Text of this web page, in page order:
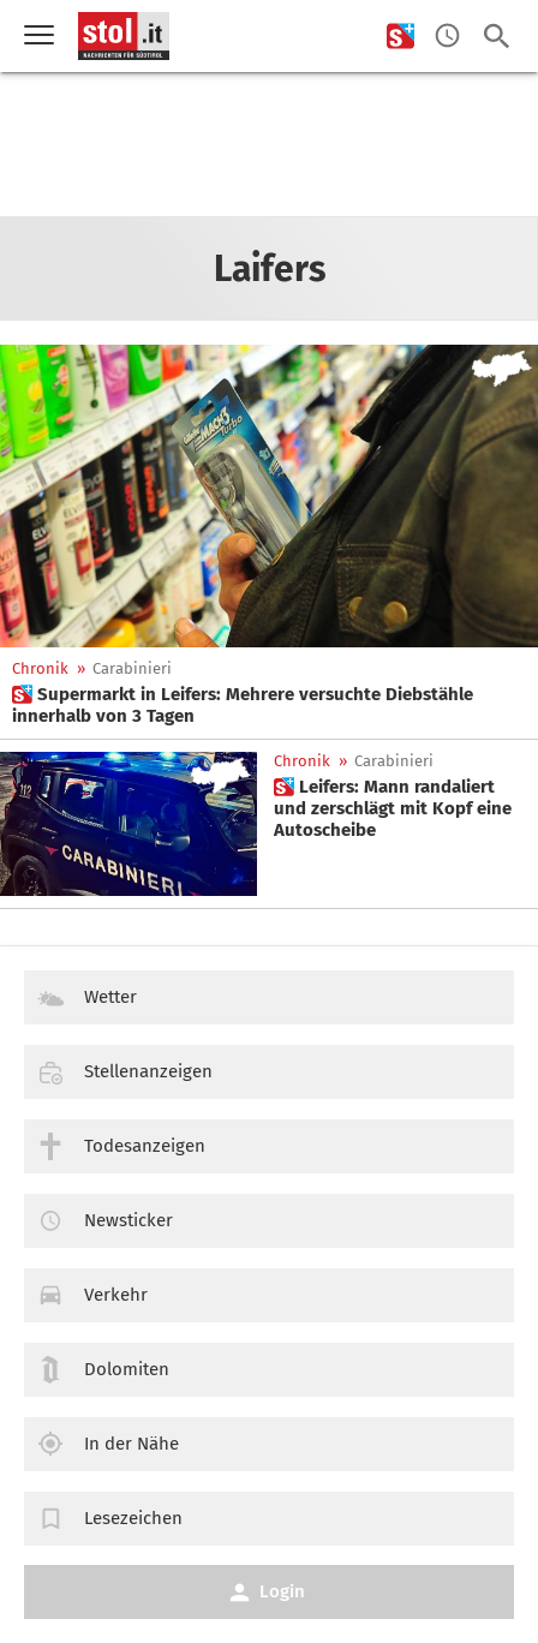
Laifers
Chronik » Carabinieri
 Supermarkt in Leifers: Mehrere versuchte Diebstähle
innerhalb von 3 Tagen
Chronik » Carabinieri
 Leifers: Mann randaliert
und zerschlägt mit Kopf eine
Autoscheibe
Wetter
Stellenanzeigen
Todesanzeigen
Newsticker
Verkehr
Dolomiten
In der Nähe
Lesezeichen
Login